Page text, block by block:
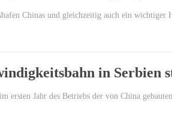
Chinas und gleichzeitig auch ein
in
ersten Jahr des Betriebs der von China